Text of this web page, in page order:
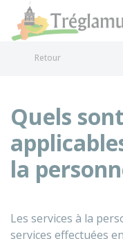
Retour
Quels
la
Les services à la
services effectuées